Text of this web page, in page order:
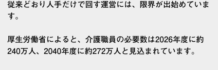
従来どおり人手だけで回す運営には、限界が出始めていま
す。
厚生労働省によると、介護職員の必要数は2026年度に約
240万人、2040年度に約272万人と見込まれています。